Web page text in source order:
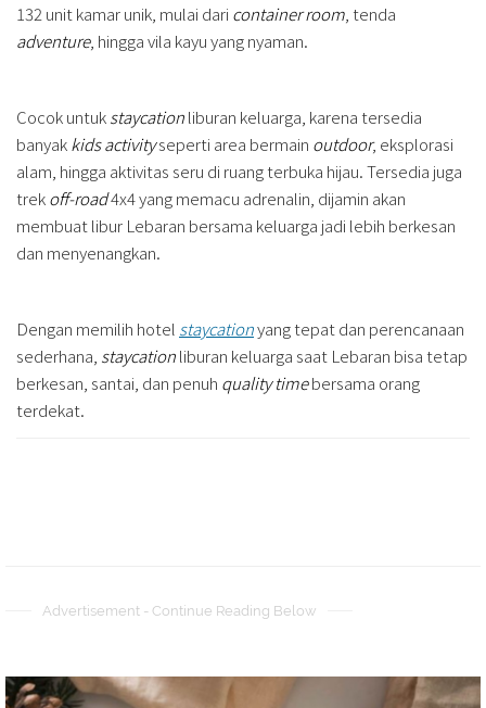
132 unit kamar unik, mulai dari container room , tenda
adventure, hingga vila kayu yang nyaman.
Cocok untukstaycationliburan keluarga, karena tersedia
banyakkids activityseperti area bermain outdoor, eksplorasi
alam, hingga aktivitas seru di ruang terbuka hijau. Tersedia juga
trekoff-road4x4 yang memacu adrenalin, dijamin akan
membuat libur Lebaran bersama keluarga jadi lebih berkesan
dan menyenangkan.
Dengan memilih hotel staycationyang tepat dan perencanaan
sederhana, staycationliburan keluarga saat Lebaran bisa tetap
berkesan, santai, dan penuh quality timebersama orang
terdekat.
Advertisement - Continue Reading Below